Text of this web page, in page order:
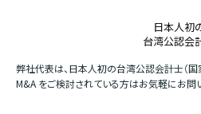
日本人初
台湾公認会
弊社代表は、日本人初の台湾公認会計士（国
M&A をご検討されている方はお気軽にお問